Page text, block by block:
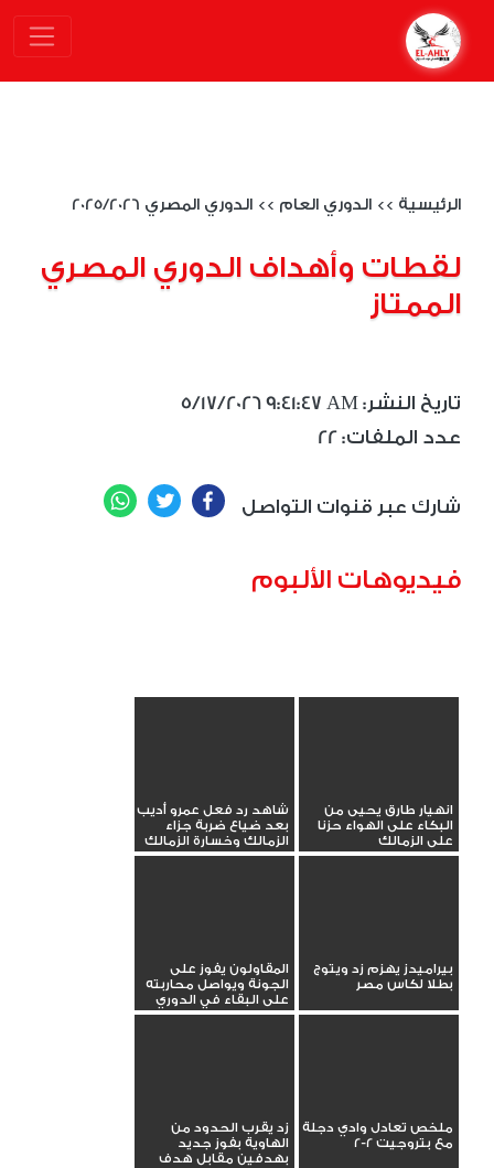
الرئيسية >> الدوري العام >> الدوري المصري 2025/2026
لقطات وأهداف الدوري المصري
الممتاز
5/17/2026 9:41:47 AM :تاريخ النشر
22 :عدد الملفات
شارك عبر قنوات التواصل Facebook
Twitter
فيديوهات الألبوم
انهيار طارق يحيى من
البكاء على الهواء حزنا
على الزمالك
شاهد رد فعل عمرو أديب
بعد ضياع ضربة جزاء
الزمالك وخسارة الزمالك
بيراميدز يهزم زد ويتوج
بطلا لكاس مصر
المقاولون يفوز على
الجونة ويواصل محاربته
على البقاء في الدوري
ملخص تعادل وادي دجلة
مع بتروجيت 2-2
زد يقرب الحدود من
الهاوية بفوز جديد
بهدفين مقابل هدف